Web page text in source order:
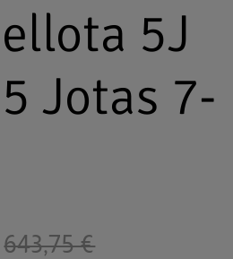
5J
Jotas 7-
643,75 €